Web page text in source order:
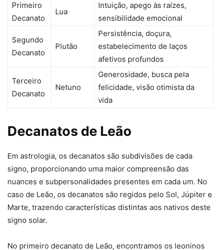
Primeiro
Decanato
Lua
Intuição, apego às raízes,
sensibilidade emocional
Segundo
Decanato
Plutão
Persistência, doçura,
estabelecimento de laços
afetivos profundos
Terceiro
Decanato
Netuno
Generosidade, busca pela
felicidade, visão otimista da
vida
Decanatos de Leão
Em astrologia, os decanatos são subdivisões de cada
signo, proporcionando uma maior compreensão das
nuances e subpersonalidades presentes em cada um. No
caso de Leão, os decanatos são regidos pelo Sol, Júpiter e
Marte, trazendo características distintas aos nativos deste
signo solar.
No primeiro decanato de Leão, encontramos os leoninos